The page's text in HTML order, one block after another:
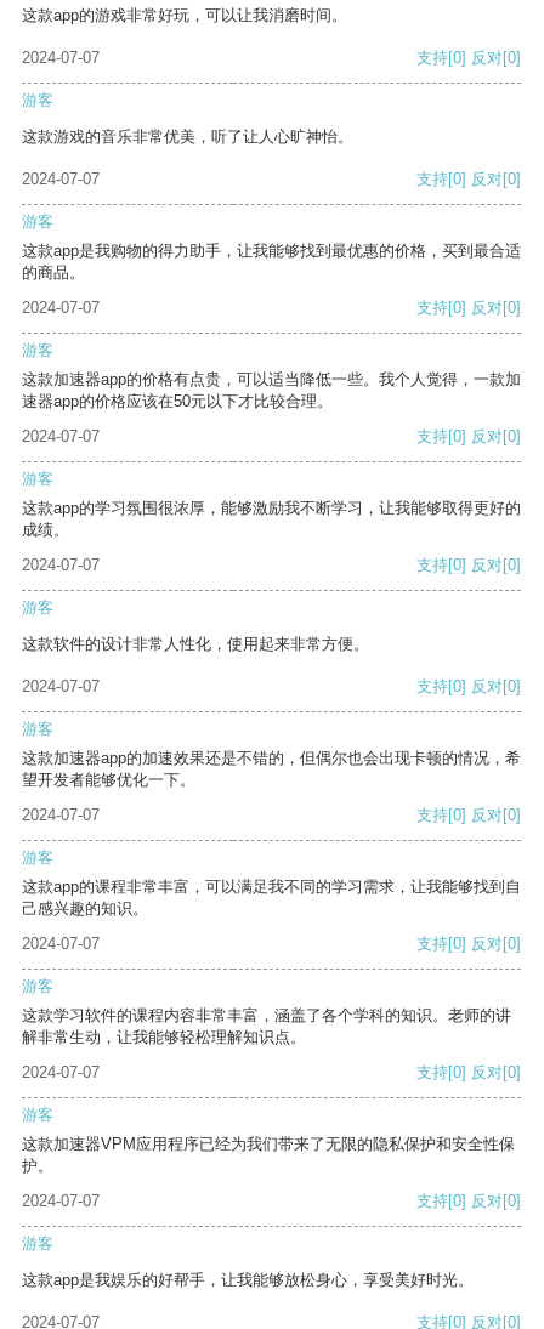
这款app的游戏非常好玩，可以让我消磨时间。
2024-07-07 支持[0] 反对[0]
游客
这款游戏的音乐非常优美，听了让人心旷神怡。
2024-07-07 支持[0] 反对[0]
游客
这款app是我购物的得力助手，让我能够找到最优惠的价格，买到最合适
的商品。
2024-07-07
支持[0] 反对[0]
游客
这款加速器app的价格有点贵，可以适当降低一些。我个人觉得，一款加
速器app的价格应该在50元以下才比较合理。
2024-07-07
支持[0] 反对[0]
游客
这款app的学习氛围很浓厚，能够激励我不断学习，让我能够取得更好的
成绩。
2024-07-07
支持[0] 反对[0]
游客
这款软件的设计非常人性化，使用起来非常方便。
2024-07-07 支持[0] 反对[0]
游客
这款加速器app的加速效果还是不错的，但偶尔也会出现卡顿的情况，希
望开发者能够优化一下。
2024-07-07
支持[0] 反对[0]
游客
这款app的课程非常丰富，可以满足我不同的学习需求，让我能够找到自
己感兴趣的知识。
2024-07-07
支持[0] 反对[0]
游客
这款学习软件的课程内容非常丰富，涵盖了各个学科的知识。老师的讲
解非常生动，让我能够轻松理解知识点。
2024-07-07
支持[0] 反对[0]
游客
这款加速器VPM应用程序已经为我们带来了无限的隐私保护和安全性保
护。
2024-07-07
支持[0] 反对[0]
游客
这款app是我娱乐的好帮手，让我能够放松身心，享受美好时光。
2024-07-07 支持[0] 反对[0]